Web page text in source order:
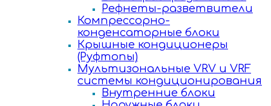
Рефнеты-разветвители
Компрессорно-
конденсаторные блоки
Крышные кондиционеры
(Руфтопы)
Мультизональные VRV и VRF
системы кондиционирования
Внутренние блоки